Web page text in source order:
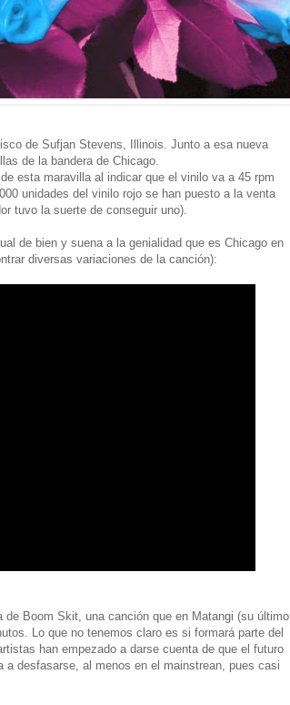
de Sufjan Stevens, Illinois. Junto a esa nueva
de la bandera de Chicago.
esta maravilla al indicar que el vinilo va a 45 rpm
unidades del vinilo rojo se han puesto a la venta
tuvo la suerte de conseguir uno).
de bien y suena a la genialidad que es Chicago en
diversas variaciones de la canción):
Boom Skit, una canción que en Matangi (su último
Lo que no tenemos claro es si formará parte del
han empezado a darse cuenta de que el futuro
desfasarse, al menos en el mainstrean, pues casi